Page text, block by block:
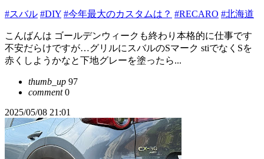
#スバル #DIY #今年最大のカスタムは？ #RECARO #北海道
こんばんは ゴールデンウィークも終わり本格的に仕事です
不安だらけですが…グリルにスバルのSマーク stiでなくSを
赤くしようかなと下地グレーを塗ったら...
thumb_up 97
comment0
2025/05/08 21:01